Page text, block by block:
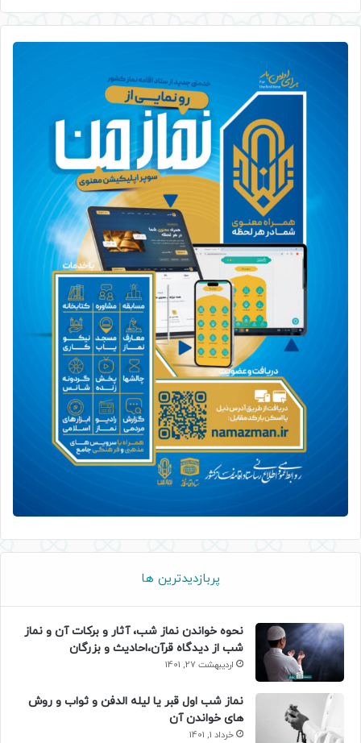
پربازدیدترین ها
نحوه خواندن نماز شب، آثار و برکات آن و نماز
شب از دیدگاه قرآن،احادیث و بزرگان
اردیبهشت 27, 1401
نماز شب اول قبر یا لیله الدفن و ثواب و روش
های خواندن آن
خرداد 1, 1401